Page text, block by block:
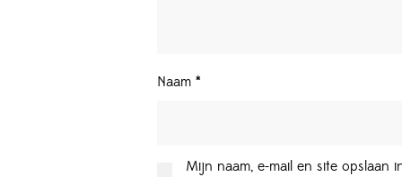
Naam *
Mijn naam, e-mail en site opslaan